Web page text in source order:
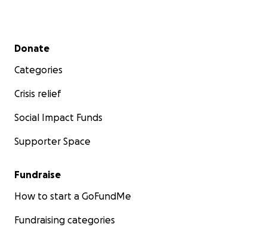
Secondary menu
Donate
Categories
Crisis relief
Social Impact Funds
Supporter Space
Fundraise
How to start a GoFundMe
Fundraising categories